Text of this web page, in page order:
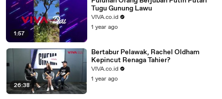
1:57
Tugu Gunung Lawu
VIVA.co.id
1 year ago
26:38
Bertabur Pelawak, Rachel Oldham
Kepincut Renaga Tahier?
VIVA.co.id
1 year ago